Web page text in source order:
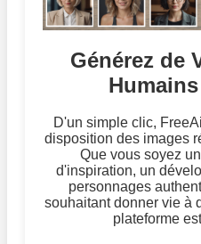
Générez de
D'un simple clic,
disposition des images
Que vous soyez
d'inspiration, un
personnages
souhaitant donner vie à
plateforme